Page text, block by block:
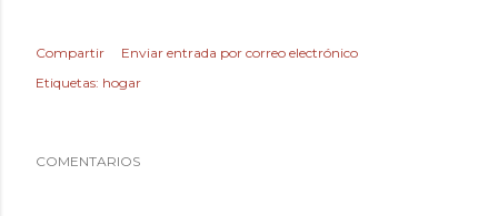
Compartir
Enviar entrada por correo electrónico
Etiquetas: hogar
COMENTARIOS